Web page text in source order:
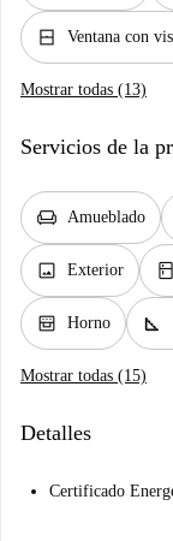
window_closed Ventana con
Mostrar todas (13)
Servicios de la
chair Amueblado
image Exterior kitchen
oven_gen Horno square_foot
Mostrar todas (15)
Detalles
Certificado